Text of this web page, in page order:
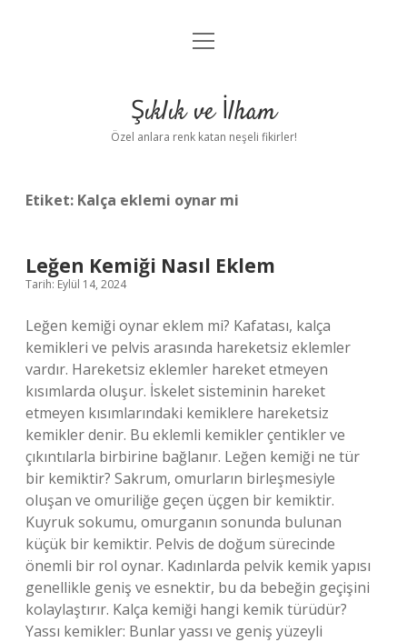
Anasayfa
Yasal Uyarı
menüyü
Şıklık ve İlham
Özel anlara renk katan neşeli fikirler!
Etiket: Kalça eklemi oynar mi
Leğen Kemiği Nasıl Eklem
Tarih: Eylül 14, 2024
Leğen kemiği oynar eklem mi? Kafatası, kalça
kemikleri ve pelvis arasında hareketsiz eklemler
vardır. Hareketsiz eklemler hareket etmeyen
kısımlarda oluşur. İskelet sisteminin hareket
etmeyen kısımlarındaki kemiklere hareketsiz
kemikler denir. Bu eklemli kemikler çentikler ve
çıkıntılarla birbirine bağlanır. Leğen kemiği ne tür
bir kemiktir? Sakrum, omurların birleşmesiyle
oluşan ve omuriliğe geçen üçgen bir kemiktir.
Kuyruk sokumu, omurganın sonunda bulunan
küçük bir kemiktir. Pelvis de doğum sürecinde
önemli bir rol oynar. Kadınlarda pelvik kemik yapısı
genellikle geniş ve esnektir, bu da bebeğin geçişini
kolaylaştırır. Kalça kemiği hangi kemik türüdür?
Yassı kemikler: Bunlar yassı ve geniş yüzeyli